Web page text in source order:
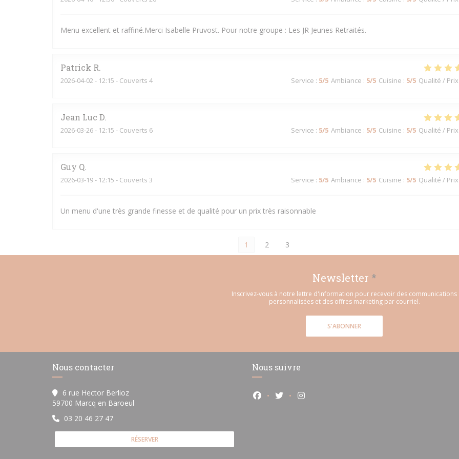
Menu excellent et raffiné.Merci Isabelle Pruvost. Pour notre groupe : Les JR Jeunes Retraités.
Patrick R
2026-04-02 - 12:15 - Couverts 4 Service : 5/5 Ambiance : 5/5 Cuisine : 5/5 Qualité / Prix
Jean Luc D
2026-03-26- 12:15 - Couverts 6 Service : 5/5 Ambiance : 5/5 Cuisine : 5/5 Qualité / Prix
Guy Q
2026-03-19- 12:15 - Couverts 3 Service : 5/5 Ambiance : 5/5 Cuisine : 5/5 Qualité / Prix
Un menu d'une très grande finesse et de qualité pour un prix très raisonnable
1 2 3
Newsletter *
Inscrivez-vous à notre lettre d'information pour recevoir des communications
personnalisées et des offres marketing par courriel.
S'ABONNER
Nous contacter
6 rue Hector Berlioz
59700 Marcq en Baroeul
03 20 46 27 47
RÉSERVER
Nous suivre
Facebook ((ouvre une nouvelle fenêtre))
Twitter ((ouvre une nouvelle fenêtre))
Instagram ((ouvre une nouvelle fenêtre))